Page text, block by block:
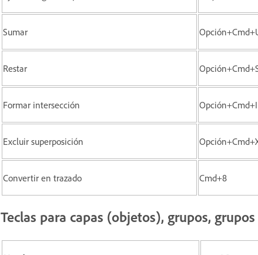
Sumar
Restar
Formar intersección Opción+Cmd+I
Excluir superposición
Convertir en trazado Cmd+8
Teclas para capas (objetos), grupos,